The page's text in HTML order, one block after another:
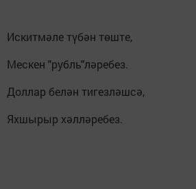
Искитмәле түбән төште,
Мескен "рубль"ләребез.
Доллар белән тигезләшсә,
Яхшырыр хәлләребез.